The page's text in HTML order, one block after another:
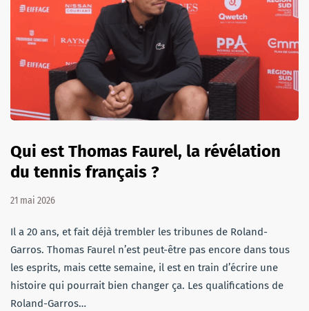
Qui est Thomas Faurel, la révélation
du tennis français ?
21 mai 2026
Il a 20 ans, et fait déjà trembler les tribunes de Roland-
Garros. Thomas Faurel n’est peut-être pas encore dans tous
les esprits, mais cette semaine, il est en train d’écrire une
histoire qui pourrait bien changer ça. Les qualifications de
Roland-Garros…